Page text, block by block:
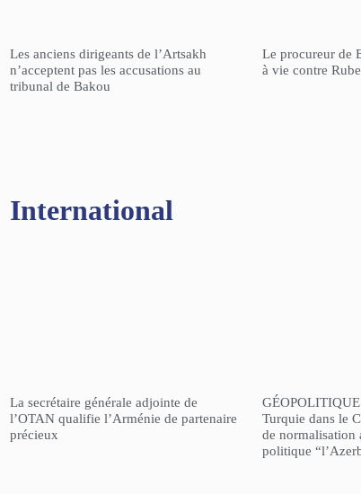
Les anciens dirigeants de l’Artsakh
n’acceptent pas les accusations au
tribunal de Bakou
Le procureur de
à vie contre
International
La secrétaire générale adjointe de
l’OTAN qualifie l’Arménie de partenaire
précieux
Turquie dans le
de normalisation
politique